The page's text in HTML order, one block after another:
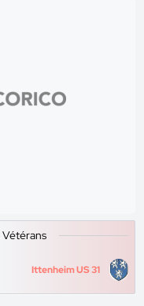
Ittenheim US 31